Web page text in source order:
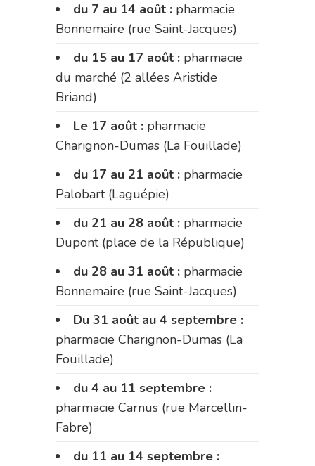
du 7 au 14 août : pharmacie
Bonnemaire (rue Saint-Jacques)
du 15 au 17 août : pharmacie
du marché (2 allées Aristide
Briand)
Le 17 août : pharmacie
Charignon-Dumas (La Fouillade)
du 17 au 21 août : pharmacie
Palobart (Laguépie)
du 21 au 28 août : pharmacie
Dupont (place de la République)
du 28 au 31 août : pharmacie
Bonnemaire (rue Saint-Jacques)
Du 31 août au 4 septembre :
pharmacie Charignon-Dumas (La
Fouillade)
du 4 au 11 septembre :
pharmacie Carnus (rue Marcellin-
Fabre)
du 11 au 14 septembre :